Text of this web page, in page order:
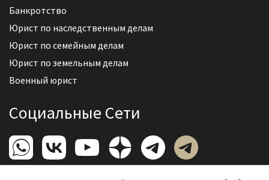
Банкротство
Юрист по наследственным делам
Юрист по семейным делам
Юрист по земельным делам
Военный юрист
Социальные Сети